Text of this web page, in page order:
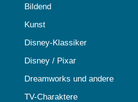
Bildend
Kunst
Disney-Klassiker
Disney / Pixar
Dreamworks und andere
TV-Charaktere